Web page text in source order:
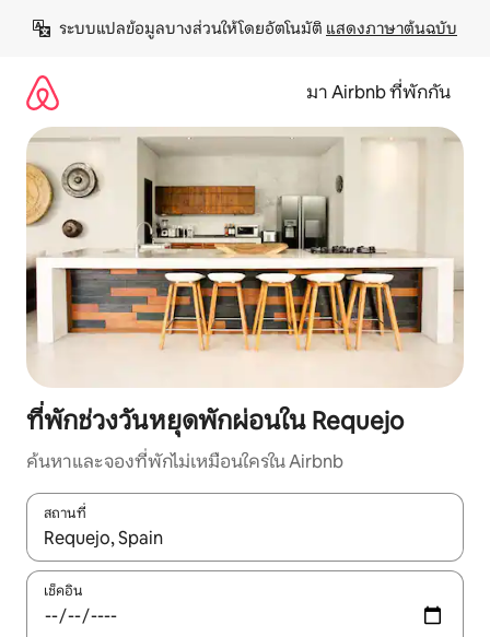
เนื้อหา
ระบบแปลข้อมูลบางส่วนให้โดยอัตโนมัติ แสดงภาษาต้นฉบับ
มา Airbnb ที่พักกัน
ที่พักช่วงวันหยุดพักผ่อนใน Requejo
ค้นหาและจองที่พักไม่เหมือนใครใน Airbnb
สถานที่
ใช้ลูกศรขึ้นลง หรือใช้การสัมผัสหรือปัด เพื่อสำรวจผลการค้นหา
เช็คอิน